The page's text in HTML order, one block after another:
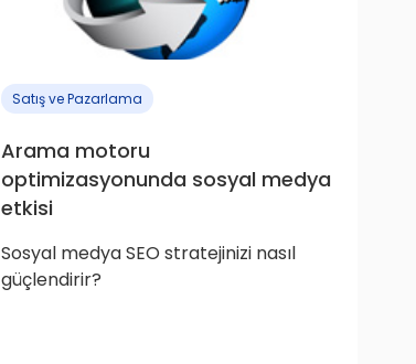
Satış ve Pazarlama
Arama motoru
optimizasyonunda sosyal medya
etkisi
Sosyal medya SEO stratejinizi nasıl
güçlendirir?